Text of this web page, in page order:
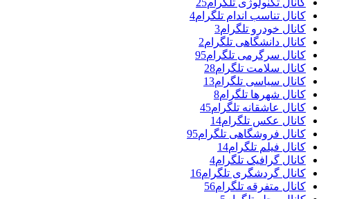
کانال تناسب اندام تلگرام4
کانال خودرو تلگرام3
کانال دانشگاهی تلگرام2
کانال سرگرمی تلگرام95
کانال سلامت تلگرام28
کانال سیاسی تلگرام13
کانال شهرها تلگرام8
کانال عاشقانه تلگرام45
کانال عکس تلگرام14
کانال فروشگاهی تلگرام95
کانال فیلم تلگرام14
کانال گرافیک تلگرام4
کانال گردشگری تلگرام16
کانال متفرقه تلگرام56